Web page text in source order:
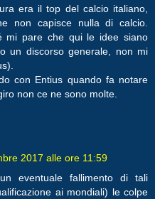
era il top del calcio italiano,
non capisce nulla di calcio.
mi pare che qui le idee siano
un discorso generale, non mi
con Entius quando fa notare
non ce ne sono molte.
2017 alle ore 11:59
eventuale fallimento di tali
ai mondiali) le colpe